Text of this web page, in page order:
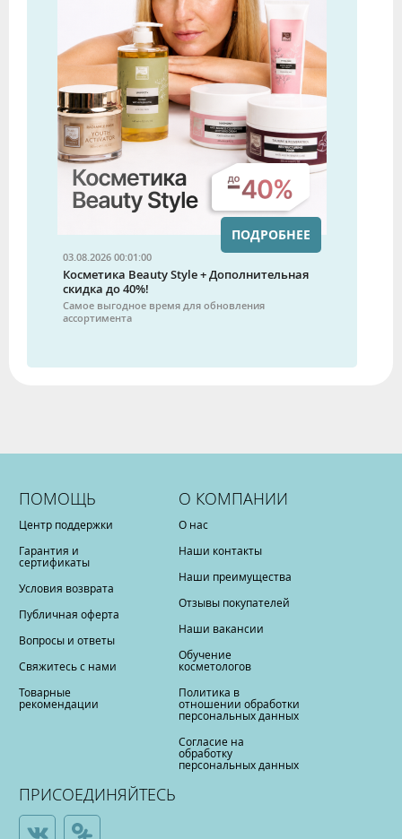
03.08.2026 00:01:00
Косметика Beauty Style + Дополнительная
скидка до 40%!
Самое выгодное время для обновления
ассортимента
ПОДРОБНЕЕ
ПОМОЩЬ
Центр поддержки
Гарантия и
сертификаты
Условия возврата
Публичная оферта
Вопросы и ответы
Свяжитесь с нами
Товарные
рекомендации
О КОМПАНИИ
О нас
Наши контакты
Наши преимущества
Отзывы покупателей
Наши вакансии
Обучение
косметологов
Политика в
отношении обработки
персональных данных
Согласие на
обработку
персональных данных
ПРИСОЕДИНЯЙТЕСЬ